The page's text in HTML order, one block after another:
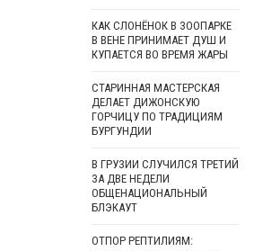
КАК СЛОНЁНОК В ЗООПАРКЕ
В ВЕНЕ ПРИНИМАЕТ ДУШ И
КУПАЕТСЯ ВО ВРЕМЯ ЖАРЫ
СТАРИННАЯ МАСТЕРСКАЯ
ДЕЛАЕТ ДИЖОНСКУЮ
ГОРЧИЦУ ПО ТРАДИЦИЯМ
БУРГУНДИИ
В ГРУЗИИ СЛУЧИЛСЯ ТРЕТИЙ
ЗА ДВЕ НЕДЕЛИ
ОБЩЕНАЦИОНАЛЬНЫЙ
БЛЭКАУТ
ОТПОР РЕПТИЛИЯМ: